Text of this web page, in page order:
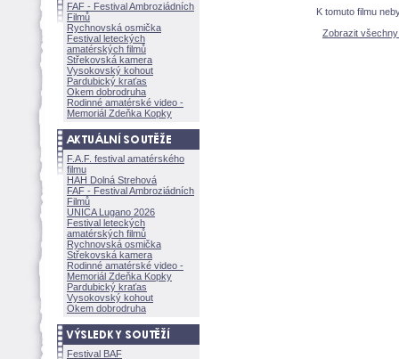
FAF - Festival Ambroziádních
Filmů
Rychnovská osmička
Festival leteckých
amatérských filmů
Střekovská kamera
Vysokovský kohout
Pardubický kraťas
Okem dobrodruha
Rodinné amatérské video -
Memoriál Zdeňka Kopky
F.A.F. festival amatérského
filmu
HAH Dolná Strehov
FAF - Festival Ambroziádních
Filmů
UNICA Lugano 2026
Festival leteckých
amatérských filmů
Rychnovská osmička
Střekovská kamera
Rodinné amatérské video -
Memoriál Zdeňka Kopky
Pardubický kraťas
Vysokovský kohout
Okem dobrodruha
Festival BAF
K tomuto filmu
Zobrazit